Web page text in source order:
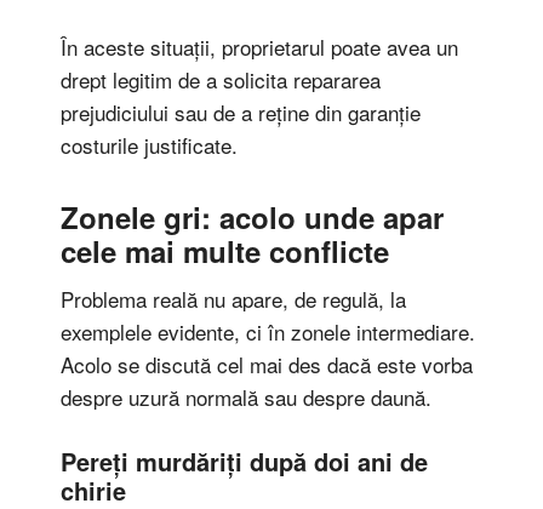
În aceste situații, proprietarul poate avea un
drept legitim de a solicita repararea
prejudiciului sau de a reține din garanție
costurile justificate.
Zonele gri: acolo unde apar
cele mai multe conflicte
Problema reală nu apare, de regulă, la
exemplele evidente, ci în zonele intermediare.
Acolo se discută cel mai des dacă este vorba
despre uzură normală sau despre daună.
Pereți murdăriți după doi ani de
chirie